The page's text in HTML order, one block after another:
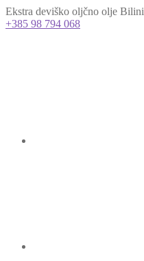
Ekstra deviško oljčno olje Bilini
+385 98 794 068